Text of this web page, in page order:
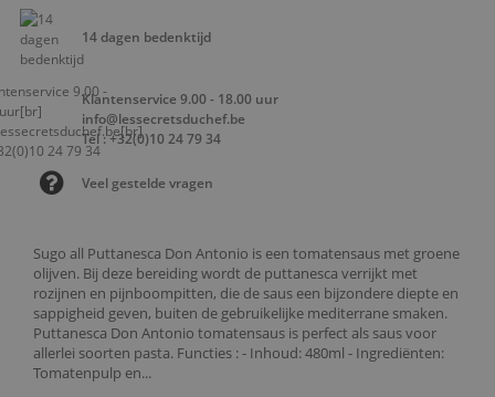
Sugo all Puttanesca Don Antonio is een tomatensaus met groene
olijven. Bij deze bereiding wordt de puttanesca verrijkt met
rozijnen en pijnboompitten, die de saus een bijzondere diepte en
sappigheid geven, buiten de gebruikelijke mediterrane smaken.
Puttanesca Don Antonio tomatensaus is perfect als saus voor
allerlei soorten pasta. Functies : - Inhoud: 480ml - Ingrediënten:
Tomatenpulp en...
14 dagen bedenktijd
Klantenservice 9.00 - 18.00 uur
info@lessecretsduchef.be
Tel : +32(0)10 24 79 34
Veel gestelde vragen